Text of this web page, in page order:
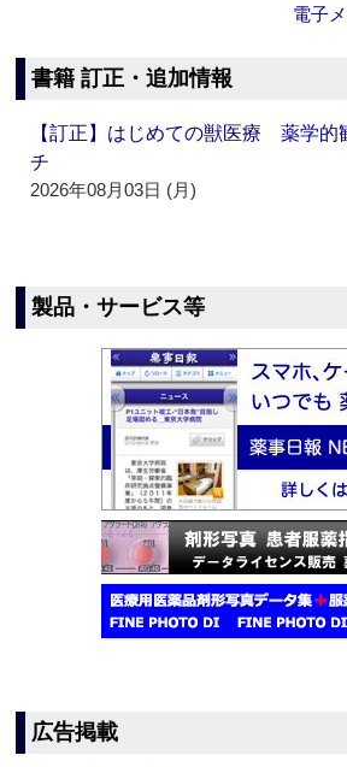
電子
書籍 訂正・追加情報
【訂正】はじめての獣医療 薬学的
チ
2026年08月03日 (月)
製品・サービス等
広告掲載